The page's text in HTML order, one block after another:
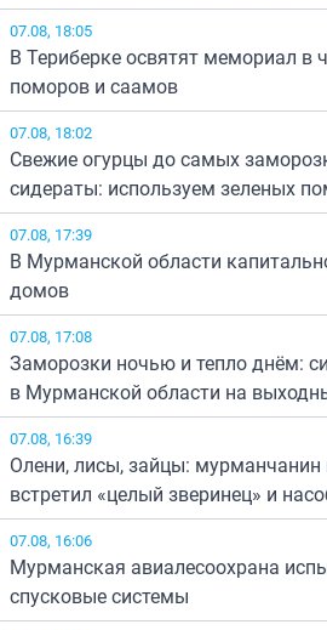
07.08, 18:05
В Териберке освятят мемориал в
поморов и саамов
07.08, 18:02
Свежие огурцы до самых
сидераты: используем зеленых
07.08, 17:39
В Мурманской области
домов
07.08, 17:08
Заморозки ночью и тепло днём:
в Мурманской области на
07.08, 16:39
Олени, лисы, зайцы:
встретил «целый зверинец» и
07.08, 16:06
Мурманская авиалесоохрана
спусковые системы